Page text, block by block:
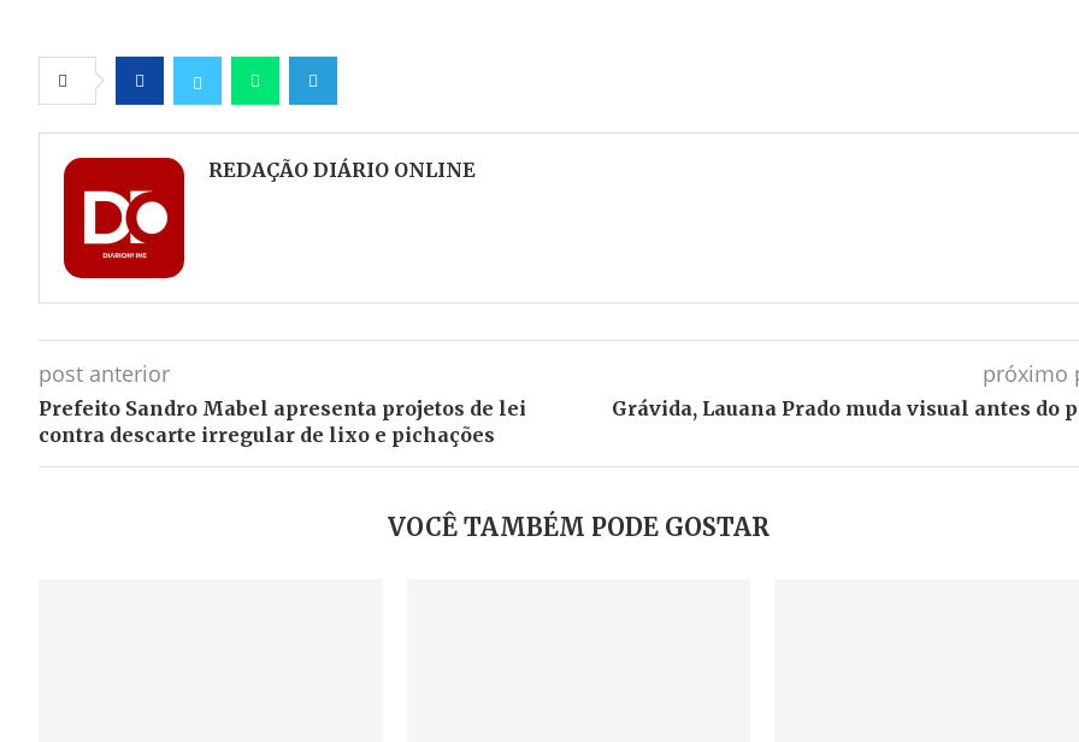
FacebookTwitter WhatsappTelegram
REDAÇÃO DIÁRIO ONLINE
post anterior
Prefeito Sandro Mabel apresenta projetos de lei
contra descarte irregular de lixo e pichações
próximo
Grávida, Lauana Prado muda visual antes do
VOCÊ TAMBÉM PODE GOSTAR